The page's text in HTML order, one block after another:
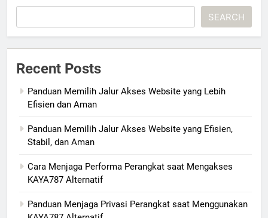
SEARCH
Recent Posts
Panduan Memilih Jalur Akses Website yang Lebih
Efisien dan Aman
Panduan Memilih Jalur Akses Website yang Efisien,
Stabil, dan Aman
Cara Menjaga Performa Perangkat saat Mengakses
KAYA787 Alternatif
Panduan Menjaga Privasi Perangkat saat Menggunakan